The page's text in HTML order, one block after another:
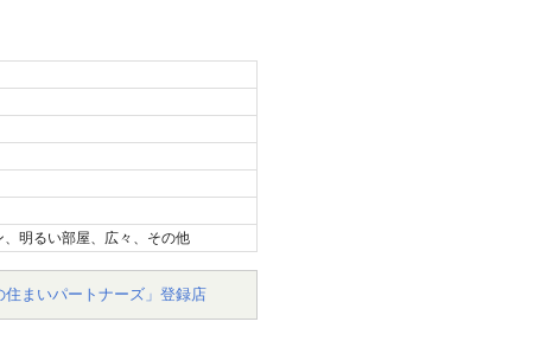
、明るい部屋、広々、その他
まいパートナーズ」登録店